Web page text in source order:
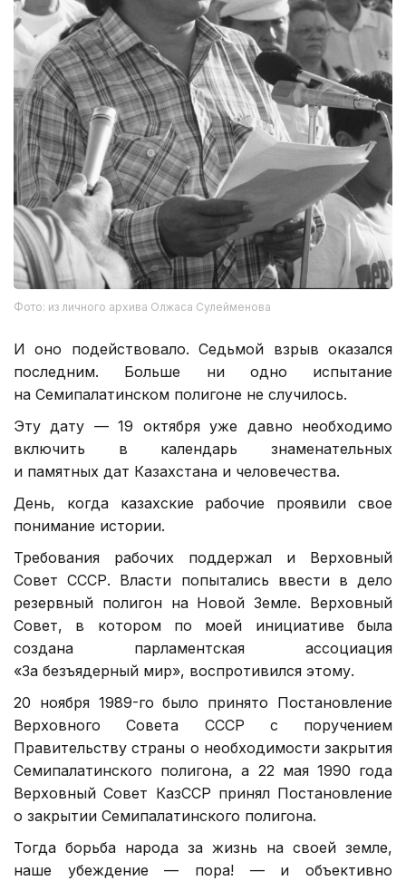
Фото: из личного архива Олжаса Сулейменова
И оно подействовало. Седьмой взрыв оказался
последним. Больше ни одно испытание
на Семипалатинском полигоне не случилось.
Эту дату — 19 октября уже давно необходимо
включить в календарь знаменательных
и памятных дат Казахстана и человечества.
День, когда казахские рабочие проявили свое
понимание истории.
Требования рабочих поддержал и Верховный
Совет СССР. Власти попытались ввести в дело
резервный полигон на Новой Земле. Верховный
Совет, в котором по моей инициативе была
создана парламентская ассоциация
«За безъядерный мир», воспротивился этому.
20 ноября 1989-го было принято Постановление
Верховного Совета СССР с поручением
Правительству страны о необходимости закрытия
Семипалатинского полигона, а 22 мая 1990 года
Верховный Совет КазССР принял Постановление
о закрытии Семипалатинского полигона.
Тогда борьба народа за жизнь на своей земле,
наше убеждение — пора! — и объективно